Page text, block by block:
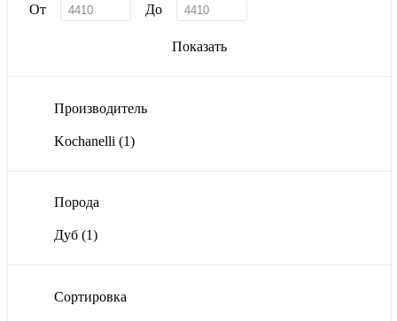
От До
Показать
Производитель
Kochanelli (1)
Порода
Дуб (1)
Сортировка